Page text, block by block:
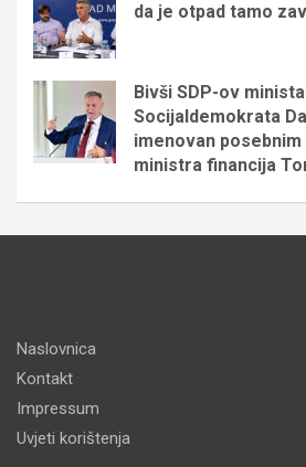
da je otpad tamo
Bivši SDP-ov
Socijaldemokrata
imenovan
ministra financija
Naslovnica
Kontakt
Impressum
Uvjeti korištenja